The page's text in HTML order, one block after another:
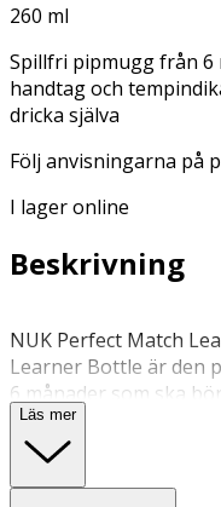
260 ml
Spillfri pipmugg från 6
handtag och
dricka själva
Följ anvisningarna på
I lager online
Beskrivning
NUK Perfect Match
Learner Bottle är den
6 månader som ska
smart och
övergången från
skonsam inlärning
Läs mer